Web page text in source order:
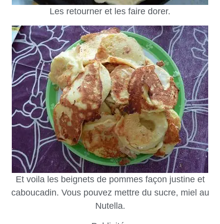
Les retourner et les faire dorer.
Et voila les beignets de pommes façon justine et
caboucadin. Vous pouvez mettre du sucre, miel au
Nutella.